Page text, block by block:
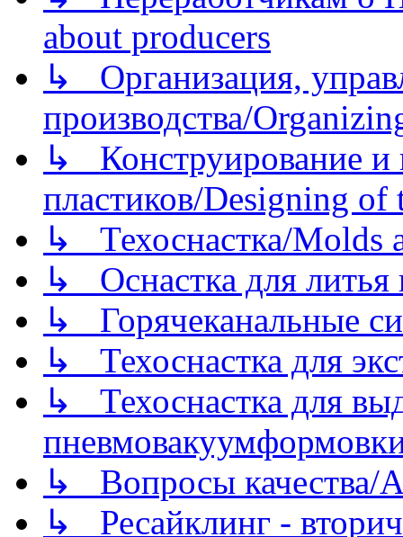
about producers
↳ Организация,
производства/
↳ Конструирование и
пластиков/Designing of
↳ Техоснастка/Molds
↳ Оснастка для литья
↳ Горячеканальные
↳ Техоснастка для
↳ Техоснастка для
↳ Вопросы качества/
↳ Ресайклинг -